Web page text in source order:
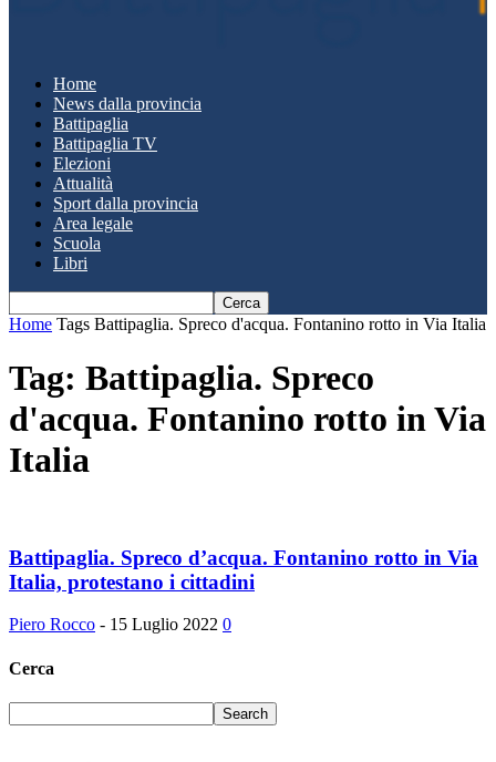
Home
News dalla provincia
Battipaglia
Battipaglia TV
Elezioni
Attualità
Sport dalla provincia
Area legale
Scuola
Libri
Home Tags Battipaglia. Spreco d'acqua. Fontanino rotto in Via Italia
Tag: Battipaglia. Spreco
d'acqua. Fontanino rotto in Via
Italia
Battipaglia. Spreco d’acqua. Fontanino rotto in Via
Italia, protestano i cittadini
Piero Rocco - 15 Luglio 2022 0
Cerca